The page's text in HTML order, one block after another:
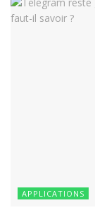
APPLICATIONS